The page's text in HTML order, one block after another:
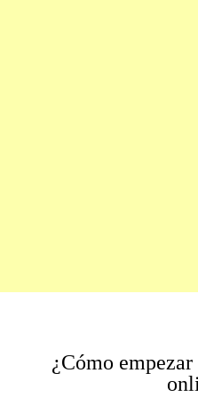
¿Cómo